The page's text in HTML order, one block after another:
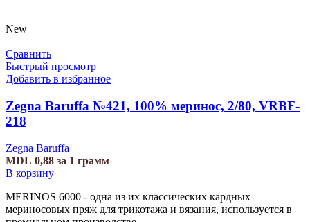
New
Сравнить
Быстрый просмотр
Добавить в избранное
Zegna Baruffa №421, 100% меринос, 2/80, VRBF-
218
Zegna Baruffa
MDL 0,88 за 1 грамм
В корзину
MERINOS 6000 - одна из их классических кардных
мериносовых пряж для трикотажа и вязания, используется в